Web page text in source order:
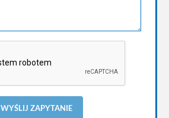
WYŚLIJ ZAPYTANIE